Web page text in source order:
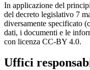
In applicazione del
del decreto legislativo 7
diversamente specificato
dati, i documenti e le
con licenza CC-BY 4.0.
Uffici